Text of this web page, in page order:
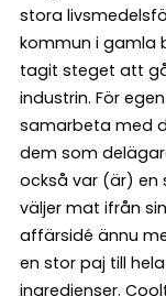
stora
kommun i gamla
tagit steget att
industrin. För
samarbeta med
dem som
också var (är) en
väljer mat ifrån
affärsidé ännu
en stor paj till
ingredienser.